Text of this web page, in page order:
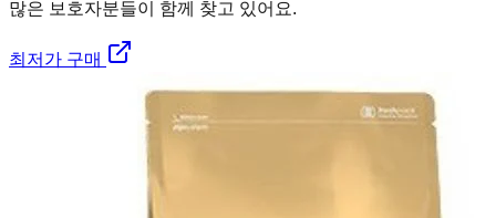
많은 보호자분들이 함께 찾고 있어요.
최저가 구매